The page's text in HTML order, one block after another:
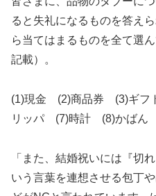
ると失礼になるものを答え
ら当てはまるものを全て選
記載）。
(1)現金 (2)商品券 (3)ギ
リッパ (7)時計 (8)かばん
「また、結婚祝いには『切
いう言葉を連想させる包丁